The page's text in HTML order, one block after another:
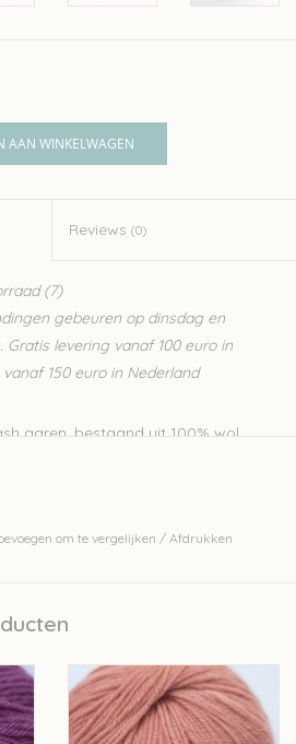
AAN WINKELWAGEN
Reviews (0)
(7)
gebeuren op dinsdag en
Gratis levering vanaf 100 euro in
vanaf 150 euro in Nederland
garen, bestaand uit 100% wol.
er momenteel bij ons op
we makkelijk wol kunnen
om te vergelijken / Afdrukken